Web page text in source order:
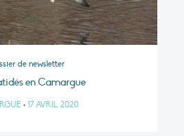
de newsletter
en Camargue
• 17 AVRIL 2020